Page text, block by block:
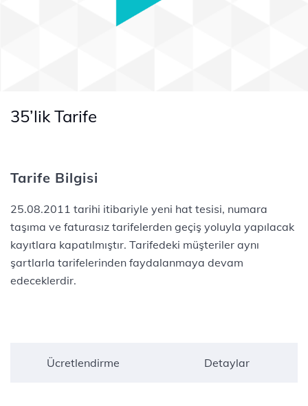
35’lik Tarife
Tarife Bilgisi
25.08.2011 tarihi itibariyle yeni hat tesisi, numara
taşıma ve faturasız tarifelerden geçiş yoluyla yapılacak
kayıtlara kapatılmıştır. Tarifedeki müşteriler aynı
şartlarla tarifelerinden faydalanmaya devam
edeceklerdir.
Ücretlendirme Detaylar